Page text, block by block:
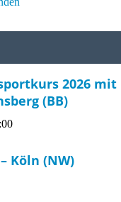
2026 mit
(BB)
Köln (NW)